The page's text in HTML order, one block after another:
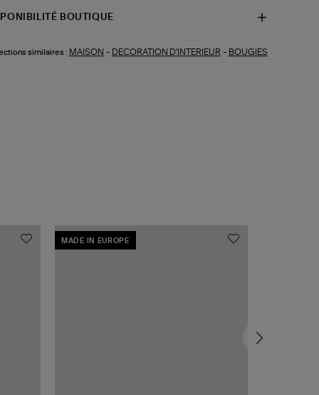
BOUTIQUE
similaires : MAISON - DECORATION D'INTERIEUR- BOUGIES
MADE IN EUROPE